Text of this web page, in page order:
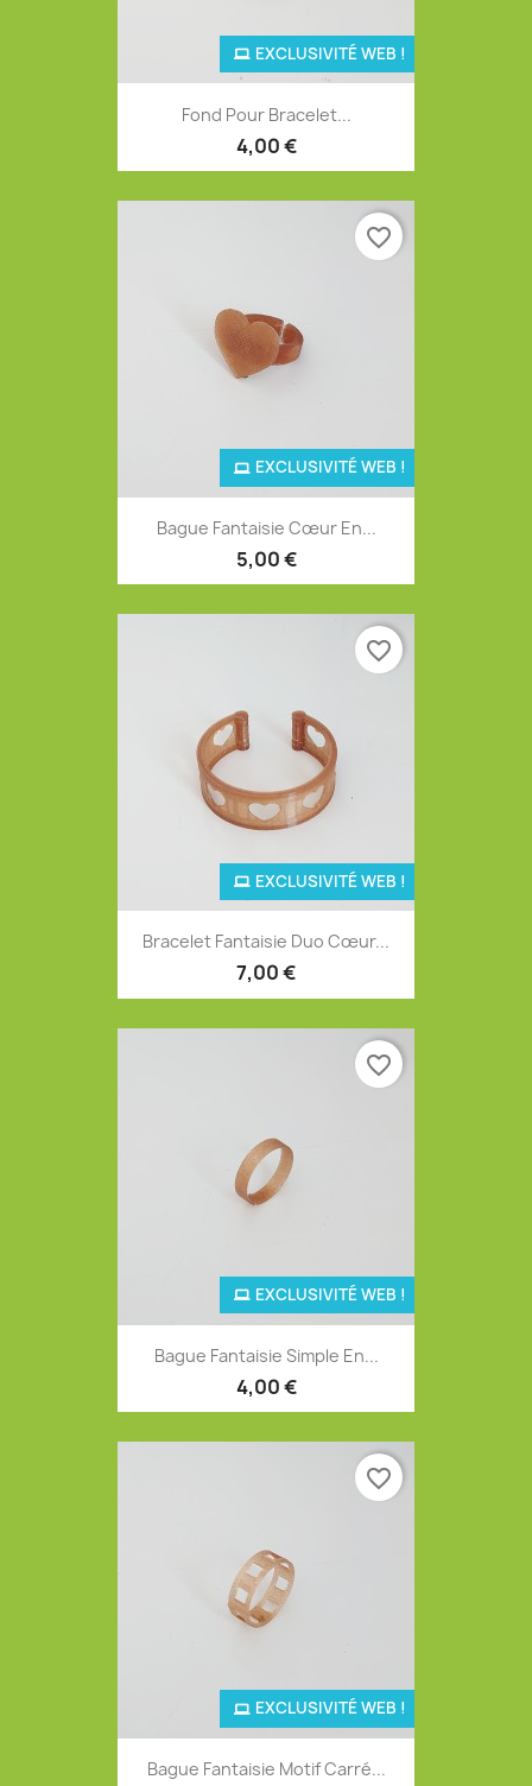
Fond Pour Bracelet...
4,00 €
EXCLUSIVITÉ WEB !
Bague Fantaisie Cœur En...
5,00 €
EXCLUSIVITÉ WEB !
favorite_border
Bracelet Fantaisie Duo Cœur...
7,00 €
EXCLUSIVITÉ WEB !
favorite_border
Bague Fantaisie Simple En...
4,00 €
EXCLUSIVITÉ WEB !
favorite_border
Bague Fantaisie Motif Carré...
EXCLUSIVITÉ WEB !
favorite_border